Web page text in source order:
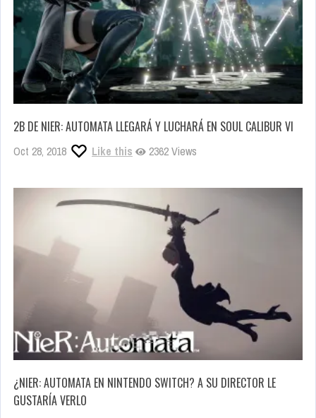
2B DE NIER: AUTOMATA LLEGARÁ Y LUCHARÁ EN SOUL CALIBUR VI
Oct 28, 2018 Like this 2362 Views
¿NIER: AUTOMATA EN NINTENDO SWITCH? A SU DIRECTOR LE
GUSTARÍA VERLO